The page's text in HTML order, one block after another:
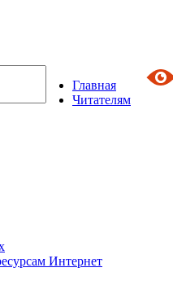
Главная
Читателям
Интернет